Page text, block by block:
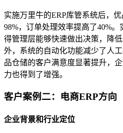
实施万里牛的ERP库管系统后，
98%，订单处理效率提高了40%
得管理层能够快速做出决策，降
外，系统的自动化功能减少了人
品仓储的客户满意度显著提升，
力也得到了增强。
客户案例二：电商ERP方向
企业背景和行业定位